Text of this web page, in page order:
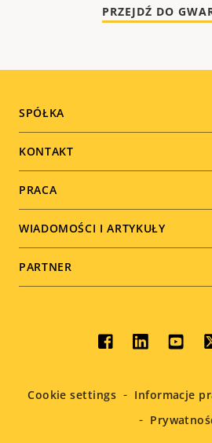
PRZEJDŹ DO
Footer
menu
SPÓŁKA
KONTAKT
PRACA
WIADOMOŚCI I ARTYKUŁY
PARTNER
Social
menu
Cookie settings Informacje